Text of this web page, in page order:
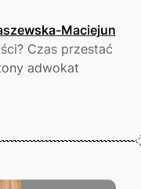
Maciejun
Czas przestać
adwokat